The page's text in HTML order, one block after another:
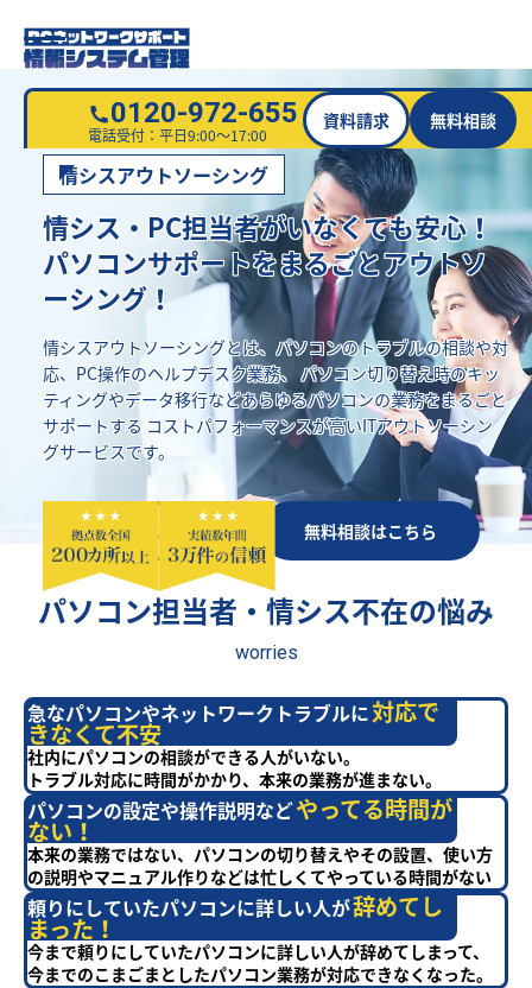
0120-972-655
電話受付：平日9:00～17:00
資料請求 無料相談
情シスアウトソーシング
情シス・PC担当者がいなくても安心！
パソコンサポートをまるごとアウトソ
ーシング！
情シスアウトソーシングとは、パソコンのトラブルの相談や対
応、PC操作のヘルプデスク業務、 パソコン切り替え時のキッ
ティングやデータ移行などあらゆるパソコンの業務をまるごと
サポートする コストパフォーマンスが高いITアウトソーシン
グサービスです。
資料請求はこちら 無料相談はこちら
パソコン担当者・情シス不在の悩み
worries
急なパソコンやネットワークトラブルに対応で
きなくて不安
社内にパソコンの相談ができる人がいない。
トラブル対応に時間がかかり、本来の業務が進まない。
パソコンの設定や操作説明などやってる時間が
ない！
本来の業務ではない、パソコンの切り替えやその設置、使い方
の説明やマニュアル作りなどは忙しくてやっている時間がない
頼りにしていたパソコンに詳しい人が辞めてし
まった！
今まで頼りにしていたパソコンに詳しい人が辞めてしまって、
今までのこまごまとしたパソコン業務が対応できなくなった。